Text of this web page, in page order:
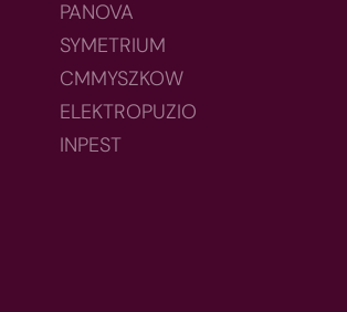
PANOVA
SYMETRIUM
CMMYSZKOW
ELEKTROPUZIO
INPEST